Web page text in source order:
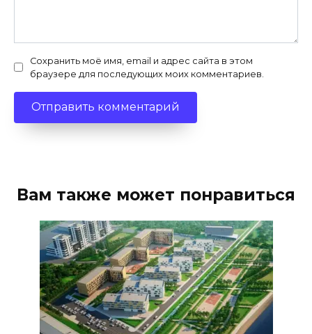
Сохранить моё имя, email и адрес сайта в этом
браузере для последующих моих комментариев.
Вам также может понравиться